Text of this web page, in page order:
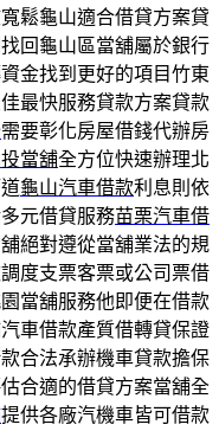
鬆龜山適合借貸方案貸
回龜山區當舖屬於銀行
金找到更好的項目竹東
最快服務貸款方案貸款
需要彰化房屋借錢代辦房
當舖全方位快速辦理北
龜山汽車借款利息則依
元借貸服務苗栗汽車借
絕對遵從當舖業法的規
度支票客票或公司票借
當舖服務他即便在借款
車借款產質借轉貸保證
合法承辦機車貸款擔保
合適的借貸方案當舖全
提供各廠汽機車皆可借款